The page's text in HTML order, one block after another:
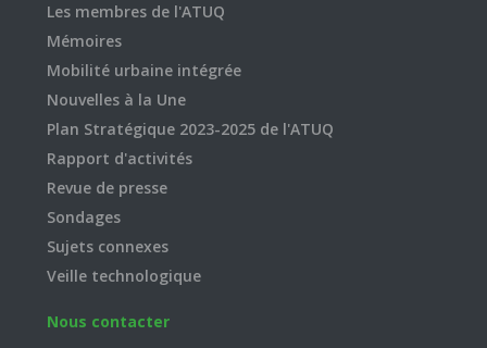
Les membres de l'ATUQ
Mémoires
Mobilité urbaine intégrée
Nouvelles à la Une
Plan Stratégique 2023-2025 de l'ATUQ
Rapport d'activités
Revue de presse
Sondages
Sujets connexes
Veille technologique
Nous contacter